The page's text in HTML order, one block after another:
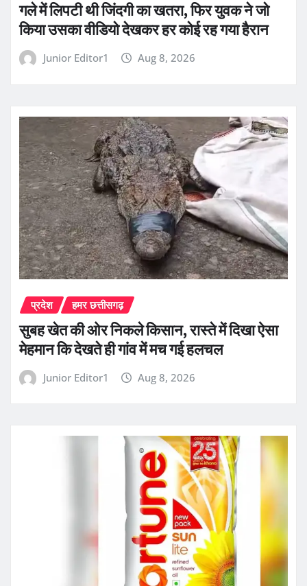
गले में लिपटी थी जिंदगी का खतरा, फिर युवक ने जो
किया उसका वीडियो देखकर हर कोई रह गया हैरान
Junior Editor1 Aug 8, 2026
प्रदेश हमर छत्तीसगढ़
सुबह खेत की ओर निकले किसान, रास्ते में दिखा ऐसा
मेहमान कि देखते ही गांव में मच गई हलचल
Junior Editor1 Aug 8, 2026